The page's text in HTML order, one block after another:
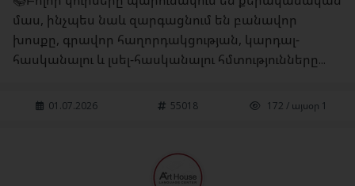
մաս, ինչպես նաև զարգացնում են բանավոր
խոսքը, գրավոր հաղորդակցության, կարդալ-
հասկանալու և լսել-հասկանալու հմտությունները...
01.07.2026 55018 172 / այսօր 1